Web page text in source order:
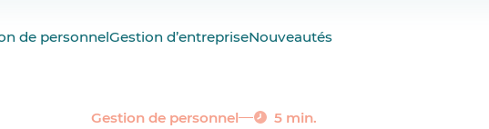
de personnelGestion d’entrepriseNouveautés
Gestion de personnel 5 min.
le favoritisme au travail?
favoritisme au travail